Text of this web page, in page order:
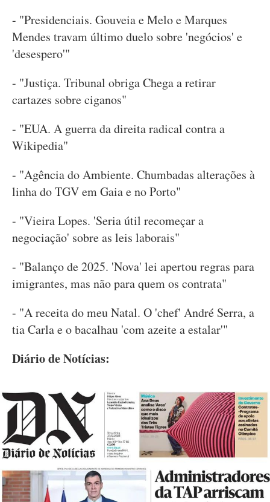
- "Presidenciais. Gouveia e Melo e Marques
Mendes travam último duelo sobre 'negócios' e
'desespero'"
- "Justiça. Tribunal obriga Chega a retirar
cartazes sobre ciganos"
- "EUA. A guerra da direita radical contra a
Wikipedia"
- "Agência do Ambiente. Chumbadas alterações à
linha do TGV em Gaia e no Porto"
- "Vieira Lopes. 'Seria útil recomeçar a
negociação' sobre as leis laborais"
- "Balanço de 2025. 'Nova' lei apertou regras para
imigrantes, mas não para quem os contrata"
- "A receita do meu Natal. O 'chef' André Serra, a
tia Carla e o bacalhau 'com azeite a estalar'"
Diário de Notícias: